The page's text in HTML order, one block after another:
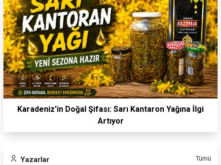
Karadeniz'in Doğal Şifası: Sarı Kantaron Yağına İlgi
Artıyor
Yazarlar Tümü